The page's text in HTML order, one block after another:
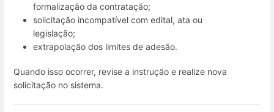
formalização da contratação;
solicitação incompatível com edital, ata ou
legislação;
extrapolação dos limites de adesão.
Quando isso ocorrer, revise a instrução e realize nova
solicitação no sistema.